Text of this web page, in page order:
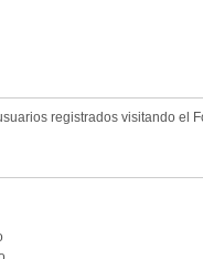
registrados visitando el